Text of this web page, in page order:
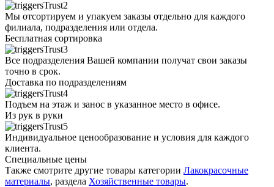
Мы отсортируем и упакуем заказы отдельно для каждого
филиала, подразделения или отдела.
Бесплатная сортировка
Все подразделения Вашей компании получат свои заказы
точно в срок.
Доставка по подразделениям
Подъем на этаж и занос в указанное место в офисе.
Из рук в руки
Индивидуальное ценообразование и условия для каждого
клиента.
Специальные цены
Также смотрите другие товары категории Лакокрасочные
материалы, раздела Хозяйственные товары.